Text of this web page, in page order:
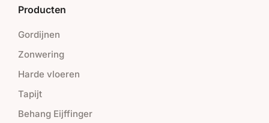
Producten
Gordijnen
Zonwering
Harde vloeren
Tapijt
Behang Eijffinger